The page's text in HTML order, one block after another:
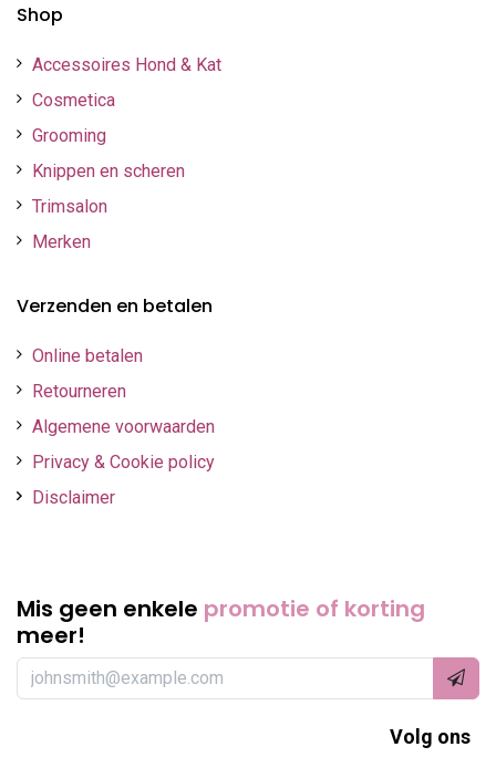
Shop
Accessoires Hond & Kat
Cosmetica
Grooming
Knippen en scheren
Trimsalon
Merken
Verzenden en betalen
Online betalen
Retourneren
Algemene voorwaarden
Privacy & Cookie policy
Disclaimer
Mis geen enkele promotie of korting
meer!
Volg ons